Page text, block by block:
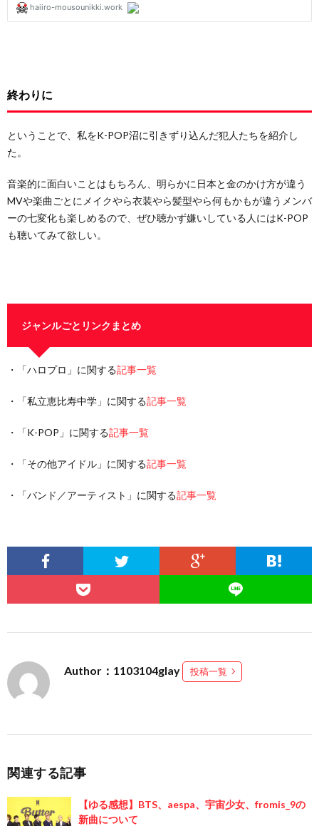
終わりに
ということで、私をK-POP沼に引きずり込んだ犯人たちを紹介し
た。
音楽的に面白いことはもちろん、明らかに日本と金のかけ方が違う
MVや楽曲ごとにメイクやら衣装やら髪型やら何もかもが違うメンバ
ーの七変化も楽しめるので、ぜひ聴かず嫌いしている人にはK-POP
も聴いてみて欲しい。
ジャンルごとリンクまとめ
・「ハロプロ」に関する記事一覧
・「私立恵比寿中学」に関する記事一覧
・「K-POP」に関する記事一覧
・「その他アイドル」に関する記事一覧
・「バンド／アーティスト」に関する記事一覧
Author：1103104glay 投稿一覧
関連する記事
【ゆる感想】BTS、aespa、宇宙少女、fromis_9の
新曲について